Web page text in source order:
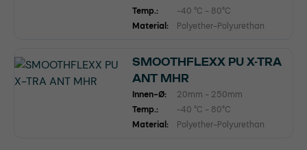
Temp.:
-40 °C - 80°C
Material:
Polyether-Polyurethan
SMOOTHFLEXX PU X-TRA
ANT MHR
Innen-Ø:
20mm - 250mm
Temp.:
-40 °C - 80°C
Material:
Polyether-Polyurethan